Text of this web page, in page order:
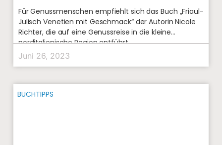
Für Genussmenschen empfiehlt sich das Buch „Friaul-
Julisch Venetien mit Geschmack“ der Autorin Nicole
Richter, die auf eine Genussreise in die kleine
norditalienische Region entführt.
Juni 26, 2023
BUCHTIPPS